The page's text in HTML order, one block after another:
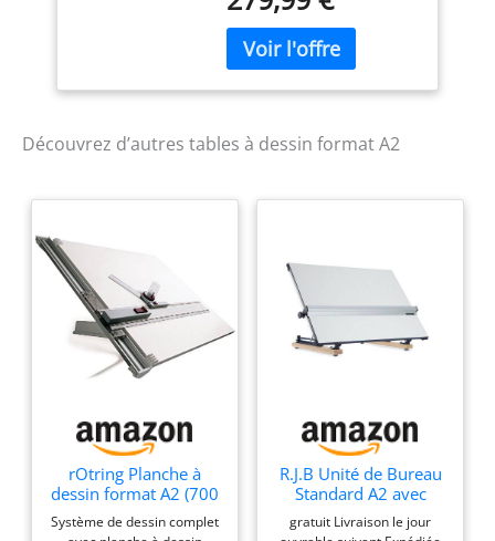
revêtement plastique.
Règle parallèle avec
système de blocage
Appareil à dessiner avec
Piètement réglable en
Découvrez d’autres tables à dessin format A2
rOtring Planche à
dessin format A2 (700
x 600 mm)
Système de dessin complet
R.J.B Unité de Bureau
Standard A2 avec
poignée de Transport.
gratuit Livraison le jour